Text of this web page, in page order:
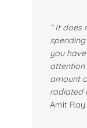
“ It does
you
attention
amount
radiated
Amit Ray